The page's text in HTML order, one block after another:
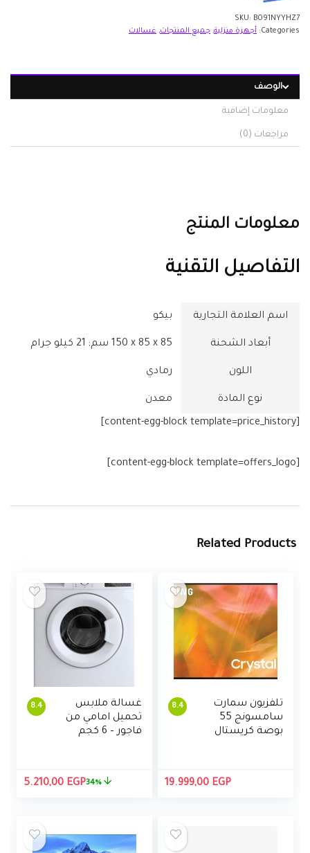
SKU: B091NYYHZ7
Categories:
أجهزة منزلية, جميع المنتجات, غسالات
الوصف
معلومات إضافية
مراجعات (0)
معلومات المنتج
التفاصيل التقنية
اسم العلامة التجارية
أبعاد الشحنة ‎150 x 85 x 85 سم; 21 كيلو جرام
اللون
نوع المادة
[content-egg-block template=price_history]
[content-egg-block template=offers_logo]
Related Products
8.4
تلفزيون سمارت
سامسونج 55
بوصة كريستال
العالي HDR مع
19.999,00 EGP
8.4
غسالة ملابس
تحميل امامي من
فاجور – 6 كجم
السعر5.210,00 EGP 34%